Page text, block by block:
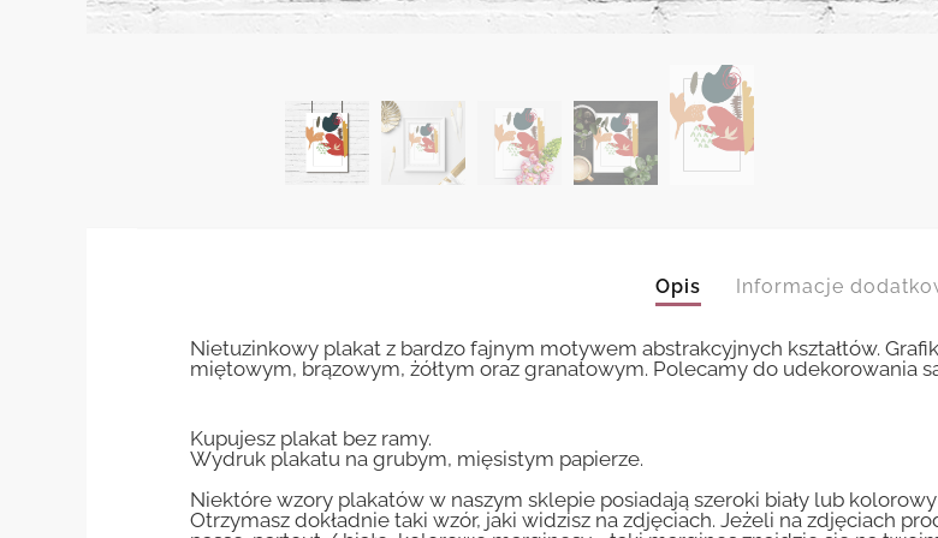
Opis Informacje
Nietuzinkowy plakat z bardzo fajnym motywem abstrakcyjnych kształtów.
miętowym, brązowym, żółtym oraz granatowym. Polecamy do udekorowania
Kupujesz plakat bez ramy.
Wydruk plakatu na grubym, mięsistym papierze.
Niektóre wzory plakatów w naszym sklepie posiadają szeroki biały lub
Otrzymasz dokładnie taki wzór, jaki widzisz na zdjęciach. Jeżeli na zdjęciach